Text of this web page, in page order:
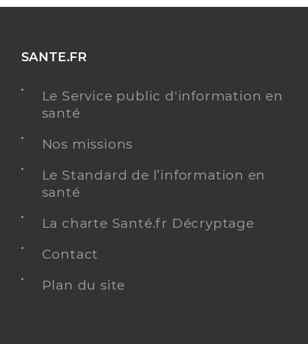
SANTE.FR
Le Service public d'information en
santé
Nos missions
Le Standard de l’information en
santé
La charte Santé.fr Décryptage
Contact
Plan du site